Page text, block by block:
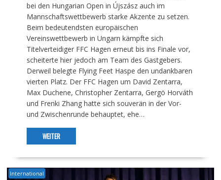
bei den Hungarian Open in Újszász auch im
Mannschaftswettbewerb starke Akzente zu setzen.
Beim bedeutendsten europäischen
Vereinswettbewerb in Ungarn kämpfte sich
Titelverteidiger FFC Hagen erneut bis ins Finale vor,
scheiterte hier jedoch am Team des Gastgebers.
Derweil belegte Flying Feet Haspe den undankbaren
vierten Platz. Der FFC Hagen um David Zentarra,
Max Duchene, Christopher Zentarra, Gergö Horváth
und Frenki Zhang hatte sich souverän in der Vor-
und Zwischenrunde behauptet, ehe…
WEITER
International